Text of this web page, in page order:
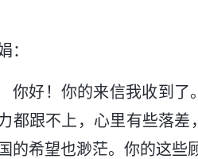
：
你好！你的来信我收到了
都跟不上，心里有些落
的希望也渺茫。你的这些